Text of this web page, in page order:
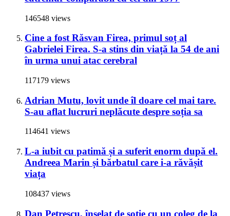
146548 views
Cine a fost Răsvan Firea, primul soț al
Gabrielei Firea. S-a stins din viață la 54 de ani
în urma unui atac cerebral
117179 views
Adrian Mutu, lovit unde îl doare cel mai tare.
S-au aflat lucruri neplăcute despre soția sa
114641 views
L-a iubit cu patimă și a suferit enorm după el.
Andreea Marin și bărbatul care i-a răvășit
viața
108437 views
Dan Petrescu, înșelat de soție cu un coleg de la